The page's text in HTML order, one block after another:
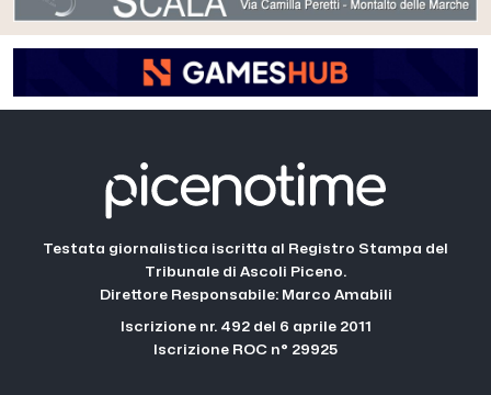
Testata giornalistica iscritta al Registro Stampa del
Tribunale di Ascoli Piceno.
Direttore Responsabile: Marco Amabili
Iscrizione nr. 492 del 6 aprile 2011
Iscrizione ROC n° 29925